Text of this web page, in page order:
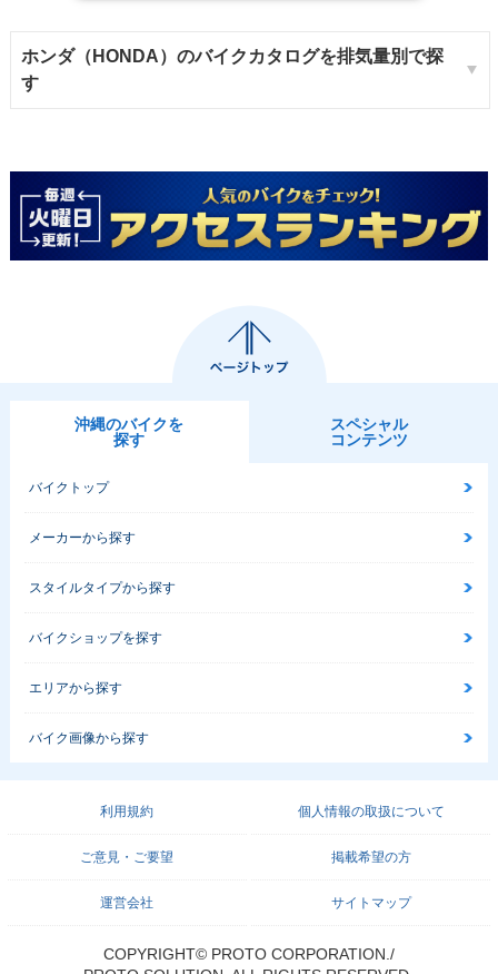
ホンダ（HONDA）のバイクカタログを排気量別で探
す
沖縄のバイクを
探す
スペシャル
コンテンツ
バイクトップ
メーカーから探す
スタイルタイプから探す
バイクショップを探す
エリアから探す
バイク画像から探す
利用規約 個人情報の取扱について
ご意見・ご要望 掲載希望の方
運営会社 サイトマップ
COPYRIGHT© PROTO CORPORATION./